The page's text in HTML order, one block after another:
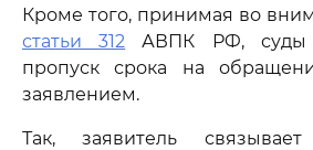
Кроме того, принимая во
статьи 312 АВПК РФ, суды
пропуск срока на
заявлением.
Так, заявитель